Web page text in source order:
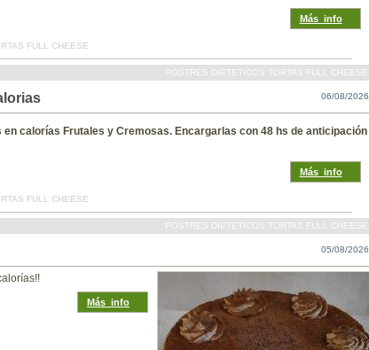
Más_info
FULL CHEESE
POSTRES DIETETICOS TORTAS FULL CHEESE
06/08/2026
en calorías Frutales y Cremosas. Encargarlas con 48 hs de anticipación
Más_info
FULL CHEESE
POSTRES DIETETICOS TORTAS FULL CHEESE
05/08/2026
Más_info